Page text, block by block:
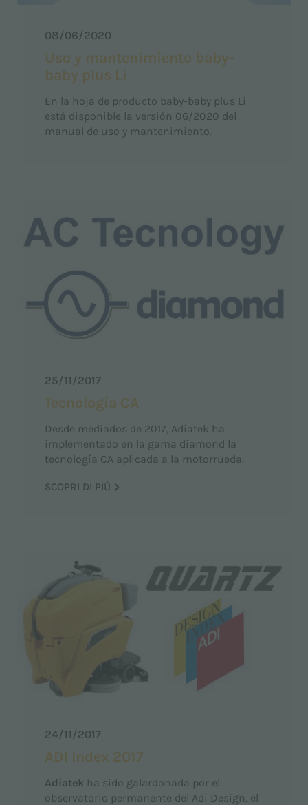
08/06/2020
Uso y mantenimiento baby-
baby plus Li
En la hoja de producto baby-baby plus Li
está disponible la versión 06/2020 del
manual de uso y mantenimiento.
25/11/2017
Tecnología CA
Desde mediados de 2017, Adiatek ha
implementado en la gama diamond la
tecnología CA aplicada a la motorrueda.
SCOPRI DI PIÙ
24/11/2017
ADI Index 2017
Adiatek ha sido galardonada por el
observatorio permanente del Adi Design, el